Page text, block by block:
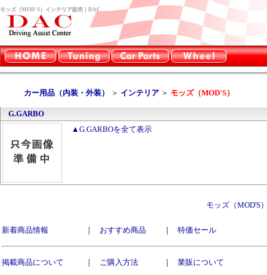
モッズ（MOD'S）インテリア販売｜DAC
カー用品（内装・外装） ＞ インテリア ＞ モッズ（MOD'S）
G.GARBO
▲G.GARBOを全て表示
モッズ（MOD'S
新着商品情報 ｜ おすすめ商品 ｜ 特価セール
掲載商品について ｜ ご購入方法 ｜ 業販について